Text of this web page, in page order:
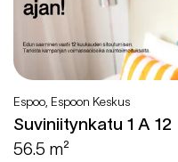
Espoo, Espoon Keskus
Suviniitynkatu 1 A 12
56.5 m²